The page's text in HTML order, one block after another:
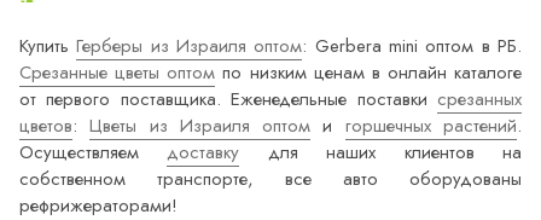
КупитьГерберы из Израиля оптом: Gerbera mini оптом в РБ.
Срезанные цветы оптом по низким ценам в онлайн каталоге
от первого поставщика. Еженедельные поставки срезанных
цветов:Цветы из Израиля оптом и горшечных растений.
Осуществляемдоставку для наших клиентов на
собственном транспорте, все авто оборудованы
рефрижераторами!